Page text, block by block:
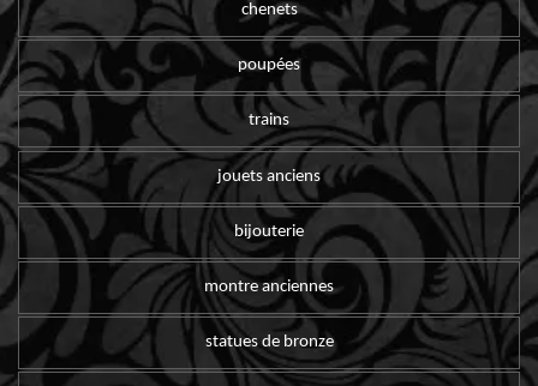
chenets
poupées
trains
jouets anciens
bijouterie
montre anciennes
statues de bronze